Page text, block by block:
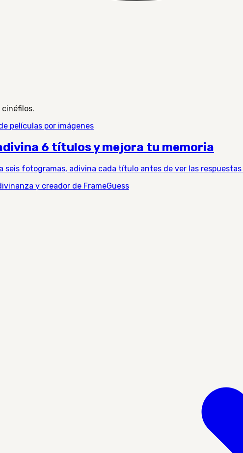
películas por imágenes
6 títulos y mejora tu memoria
seis fotogramas, adivina cada título antes de ver las
y creador de FrameGuess